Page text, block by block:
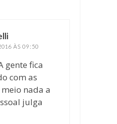
ÀS 09:50
gente fica
com as
nada a
julga